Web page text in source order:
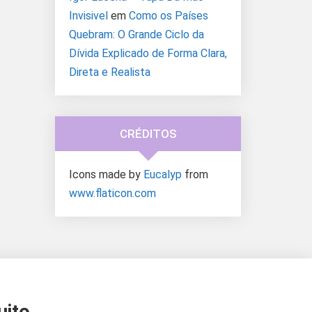
Invisivel em Como os Países
Quebram: O Grande Ciclo da
Dívida Explicado de Forma Clara,
Direta e Realista
CRÉDITOS
Icons made by Eucalyp from
www.flaticon.com